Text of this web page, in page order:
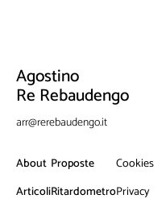
Agostino
Re Rebaudengo
arr@rerebaudengo.it
About
Articoli
Proposte
Ritardometro
Cookies
Privacy